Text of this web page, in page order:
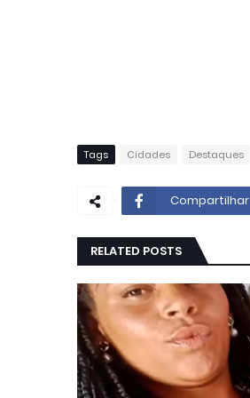
Tags Cidades Destaques
Compartilhar
RELATED POSTS